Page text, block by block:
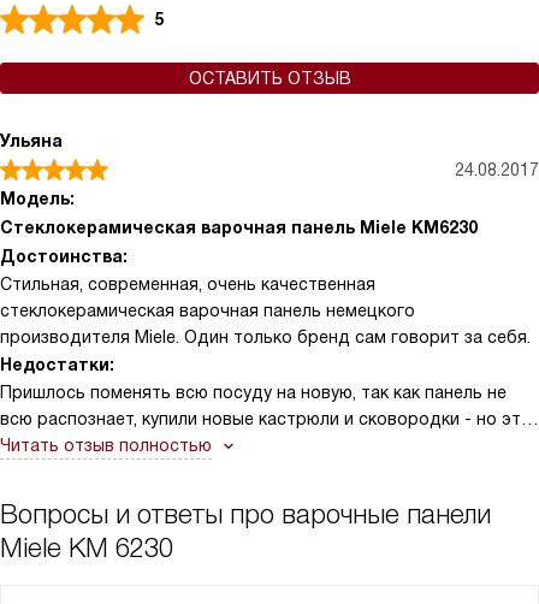
5
ОСТАВИТЬ ОТЗЫВ
Ульяна
24.08.2017
Модель:
Стеклокерамическая варочная панель Miele KM6230
Достоинства:
Стильная, современная, очень качественная
стеклокерамическая варочная панель немецкого
производителя Miele. Один только бренд сам говорит за себя.
Недостатки:
Пришлось поменять всю посуду на новую, так как панель не
всю распознает, купили новые кастрюли и сковородки - но это
наверное плюс даже))
Читать отзыв полностью
Вопросы и ответы про варочные панели
Miele KM 6230